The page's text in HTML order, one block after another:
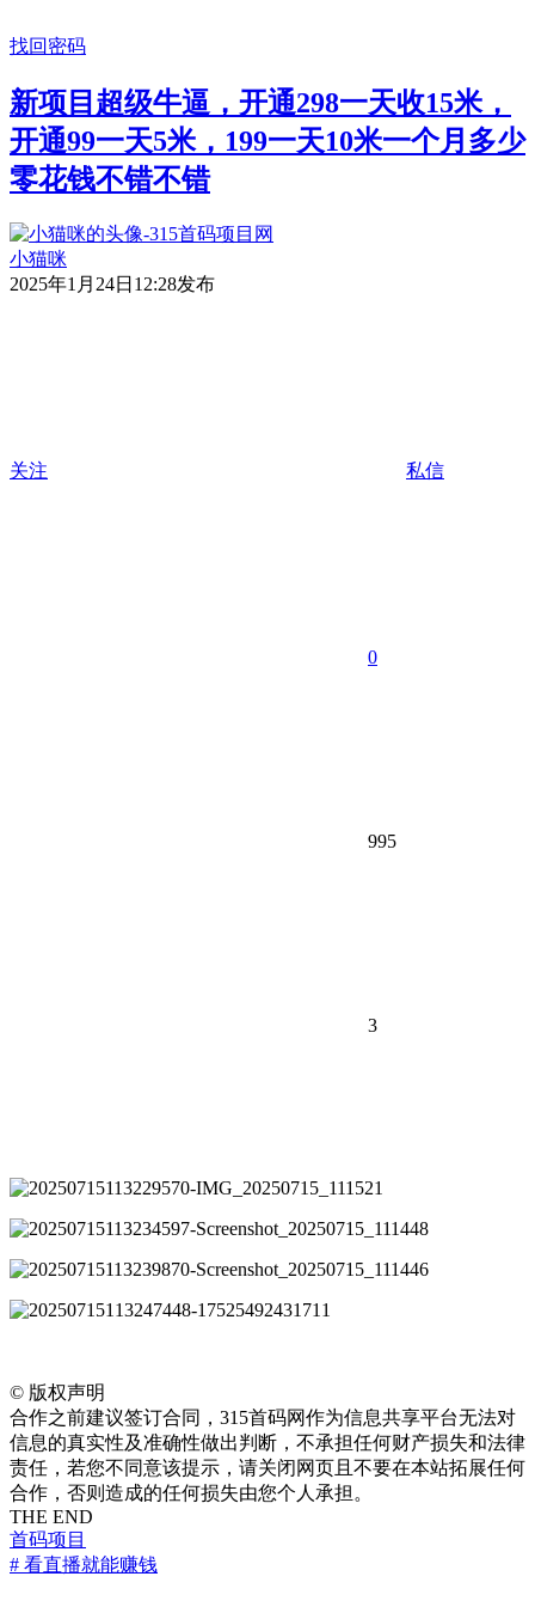
找回密码
新项目超级牛逼，开通298一天收15米，
开通99一天5米，199一天10米一个月多少
零花钱不错不错
小猫咪
2025年1月24日12:28发布
关注 私信
0
995
3
© 版权声明
合作之前建议签订合同，315首码网作为信息共享平台无法对
信息的真实性及准确性做出判断，不承担任何财产损失和法律
责任，若您不同意该提示，请关闭网页且不要在本站拓展任何
合作，否则造成的任何损失由您个人承担。
THE END
首码项目
# 看直播就能赚钱